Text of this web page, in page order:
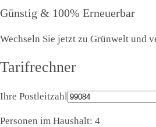
Günstig & 100% Erneuerbar
Wechseln Sie jetzt zu Grünwelt und
Tarifrechner
Ihre Postleitzahl
Personen im Haushalt: 4